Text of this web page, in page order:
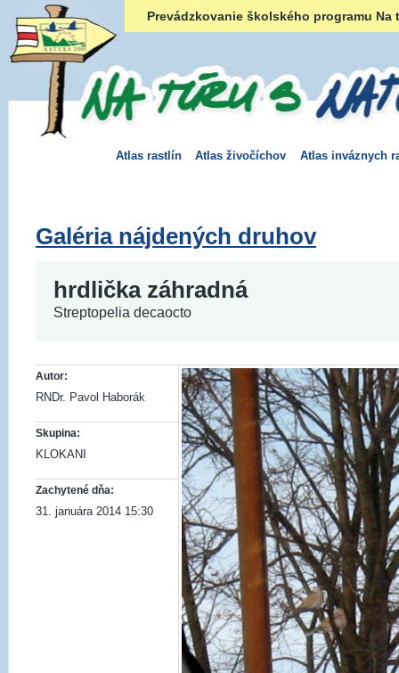
Prevádzkovanie školského programu
Atlas rastlín Atlas živočíchov Atlas inváznych
Galéria nájdených druhov
hrdlička záhradná
Streptopelia decaocto
Autor:
RNDr. Pavol Haborák
Skupina:
KLOKANI
Zachytené dňa:
31. januára 2014 15:30